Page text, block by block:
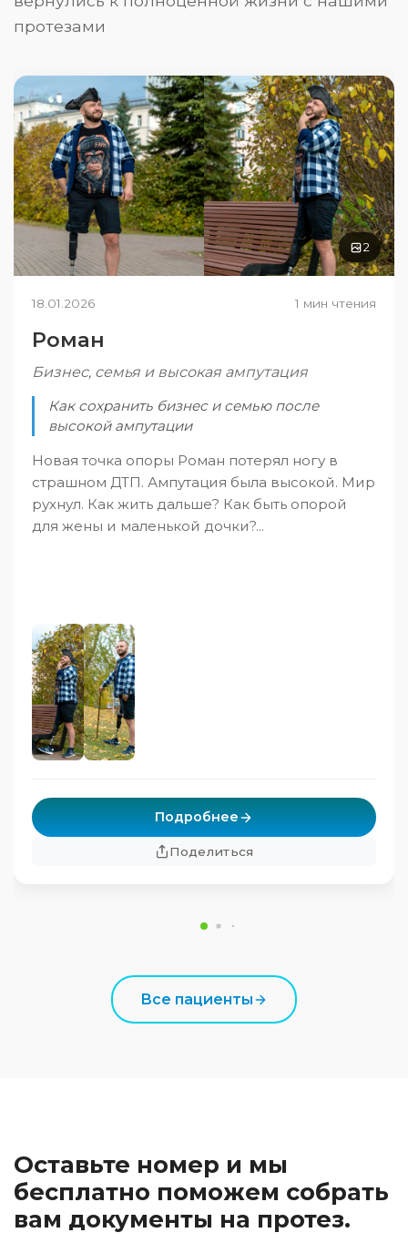
протезами
2
18.01.2026 1 мин чтения
Роман
Бизнес, семья и высокая ампутация
Как сохранить бизнес и семью после
высокой ампутации
Новая точка опоры Роман потерял ногу в
страшном ДТП. Ампутация была высокой. Мир
рухнул. Как жить дальше? Как быть опорой
для жены и маленькой дочки?...
Подробнее
Поделиться
Все пациенты
Оставьте номер и мы
бесплатно поможем собрать
вам документы на протез.